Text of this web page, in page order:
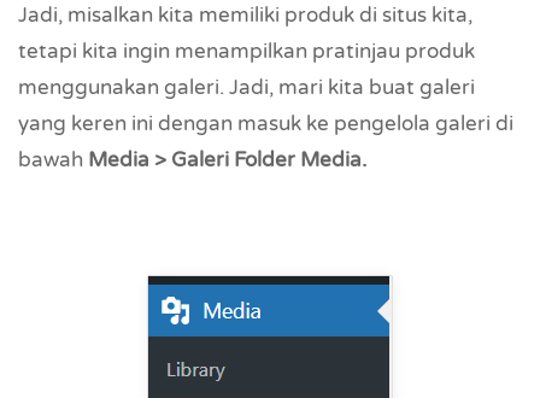
Jadi, misalkan kita memiliki produk di situs kita,
tetapi kita ingin menampilkan pratinjau produk
menggunakan galeri. Jadi, mari kita buat galeri
yang keren ini dengan masuk ke pengelola galeri di
bawah Media > Galeri Folder Media.